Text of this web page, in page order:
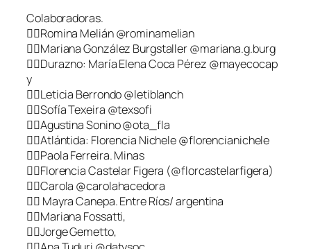
Colaboradoras.
👉🏾Romina Melián @rominamelian
👉🏾Mariana González Burgstaller @mariana.g.burg
👉🏾Durazno: María Elena Coca Pérez @mayecocap
y
👉🏾Leticia Berrondo @letiblanch
👉🏾Sofía Texeira @texsofi
👉🏾Agustina Sonino @ota_fla
👉🏾Atlántida: Florencia Nichele @florencianichele
👉🏾Paola Ferreira. Minas
👉🏾Florencia Castelar Figera (@florcastelarfigera)
👉🏾Carola @carolahacedora
👉🏾 Mayra Canepa. Entre Ríos/ argentina
👉🏾Mariana Fossatti,
👉🏾Jorge Gemetto,